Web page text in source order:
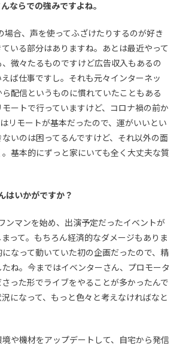
ならでの強みですよね。
場合、声を使ってふざけたりするのが好き
いる部分はありますね。あとは最近やって
微々たるものですけど広告収入もあるの
ば仕事ですし。それも元々インターネッ
ら配信というものに慣れていたこともある
ートで行っていますけど、コロナ禍の前か
リモートが基本だったので、運がいいとい
いのは困ってるんですけど、それ以外の面
基本的にずっと家にいても全く大丈夫な質
いかがですか？
ンマンを始め、出演予定だったイベントが
って。もちろん経済的なダメージもありま
なって動いていた初の企画だったので、精
ね。今まではイベンターさん、プロモータ
った形でライブをやることが多かったんで
になって、もっと色々と考えなければなと
や機材をアップデートして、自宅から発信